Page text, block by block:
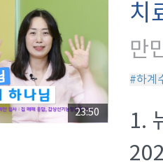
23:50
치
만
#하계
1.